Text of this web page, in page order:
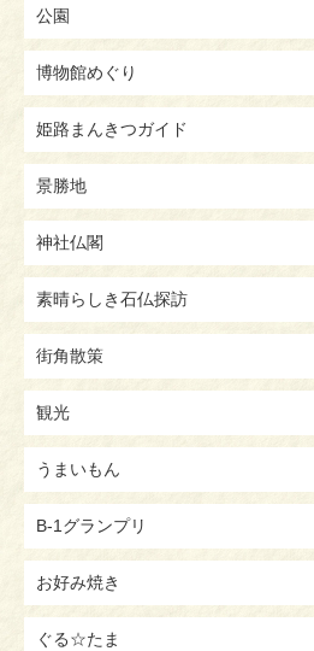
公園
博物館めぐり
姫路まんきつガイド
景勝地
神社仏閣
素晴らしき石仏探訪
街角散策
観光
うまいもん
B-1グランプリ
お好み焼き
ぐる☆たま